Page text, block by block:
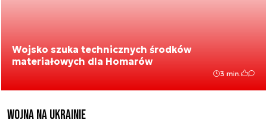
Wojsko szuka technicznych środków
materiałowych dla Homarów
3 min.
Wojna na Ukrainie